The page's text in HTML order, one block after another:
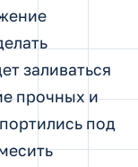
заливаться
прочных и
под